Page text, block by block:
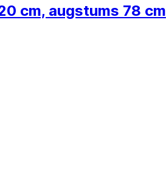
cm, augstums 78 cm